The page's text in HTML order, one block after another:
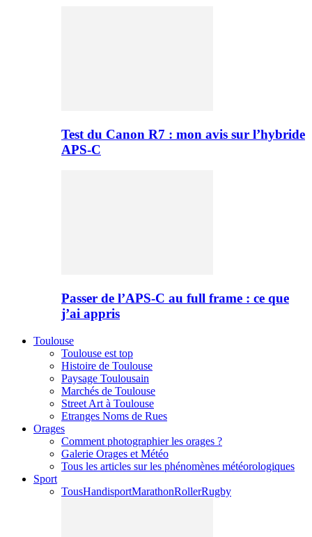
Test du Canon R7 : mon avis sur l’hybride
APS-C
Passer de l’APS-C au full frame : ce que
j’ai appris
Toulouse
Toulouse est top
Histoire de Toulouse
Paysage Toulousain
Marchés de Toulouse
Street Art à Toulouse
Etranges Noms de Rues
Orages
Comment photographier les orages ?
Galerie Orages et Météo
Tous les articles sur les phénomènes météorologiques
Sport
TousHandisportMarathonRollerRugby